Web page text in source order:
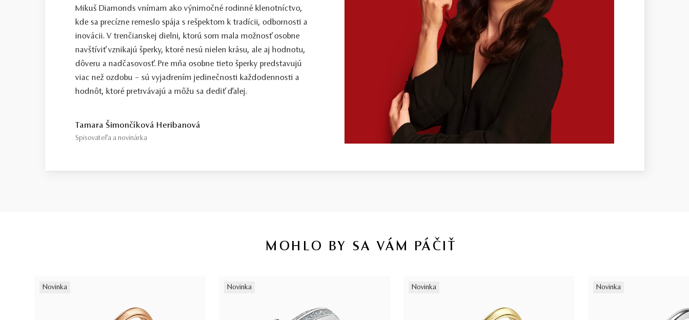
Mikuš Diamonds vnímam ako výnimočné rodinné klenotníctvo,
kde sa precízne remeslo spája s rešpektom k tradícii, odbornosti a
inovácii. V trenčianskej dielni, ktorú som mala možnosť osobne
navštíviť vznikajú šperky, ktoré nesú nielen krásu, ale aj hodnotu,
dôveru a nadčasovosť. Pre mňa osobne tieto šperky predstavujú
viac než ozdobu – sú vyjadrením jedinečnosti každodennosti a
hodnôt, ktoré pretrvávajú a môžu sa dediť ďalej.
Tamara Šimončíková Heribanová
Spisovateľa a novinárka
MOHLO BY SA VÁM PÁČIŤ
Novinka Novinka Novinka Novinka